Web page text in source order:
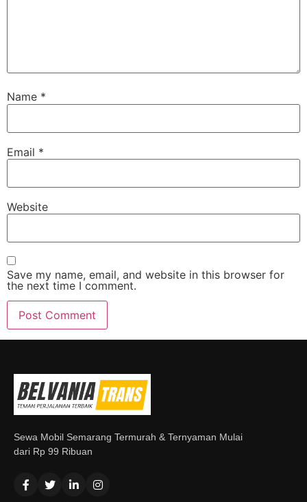
Name *
Email *
Website
Save my name, email, and website in this browser for
the next time I comment.
Sewa Mobil Semarang Termurah & Ternyaman Mulai
dari Rp 99 Ribuan